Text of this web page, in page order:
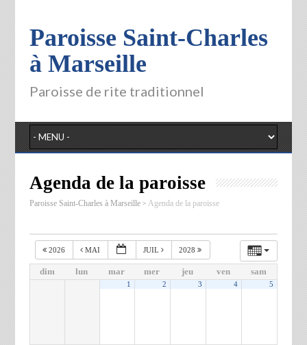
Paroisse Saint-Charles
à Marseille
Paroisse de rite traditionnel
Agenda de la paroisse
Paroisse Saint-Charles à Marseille> Agenda de la paroisse
2026 MAI JUIL 2028
dim lun mar mer jeu ven sam
1 2 3 4 5